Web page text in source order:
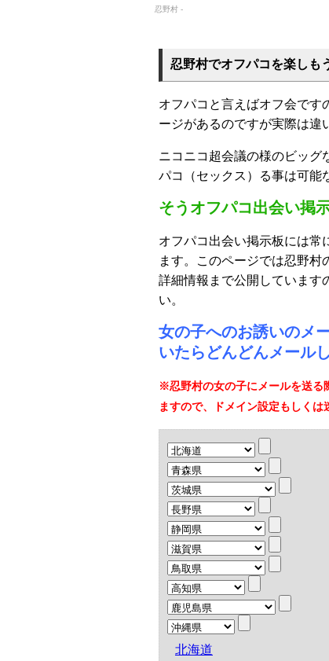
忍野村 -
忍野村でオフパコを楽しも
オフパコと言えばオフ会です
ージがあるのですが実際は違
ニコニコ超会議の様のビッグ
パコ（セックス）る事は可能
そうオフパコ出会い掲
オフパコ出会い掲示板には常
ます。このページでは忍野
詳細情報まで公開しています
い。
女の子へのお誘いのメ
いたらどんどんメール
※忍野村の女の子にメールを送る
ますので、ドメイン設定もしくは
北海道